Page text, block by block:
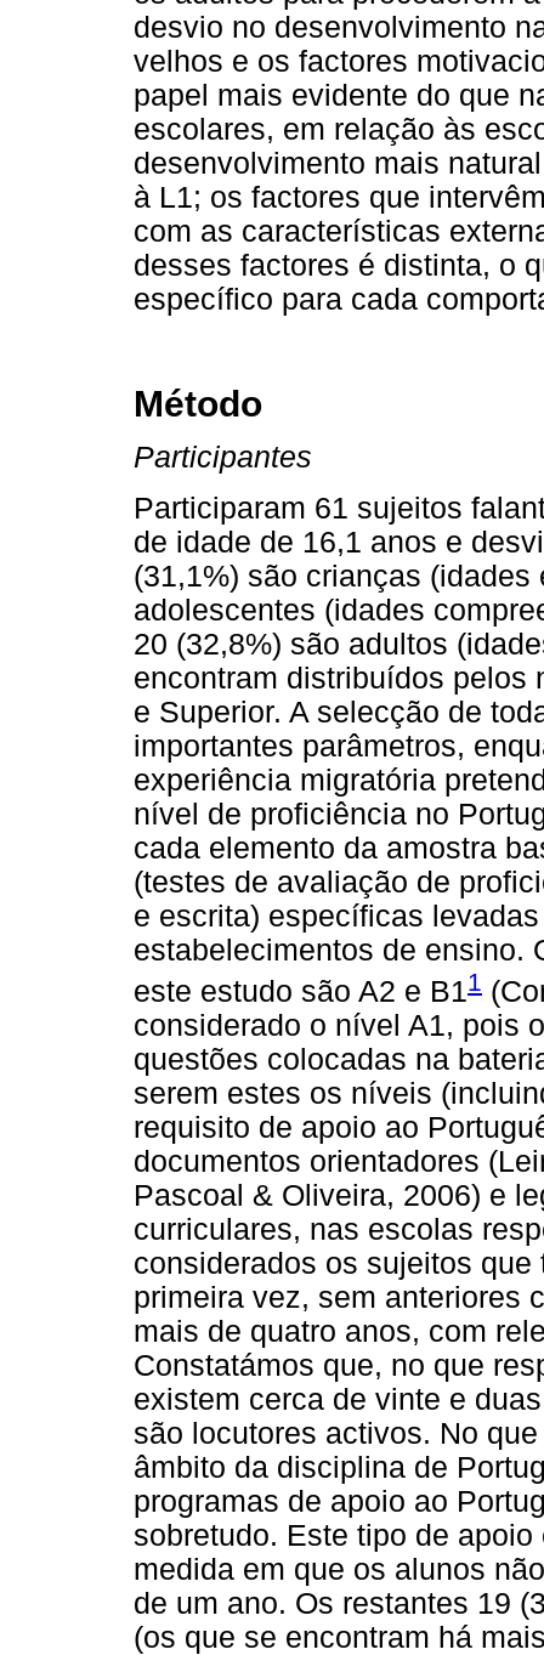
desvio no desenvolvimento
velhos e os factores
papel mais evidente do que
escolares, em relação às
desenvolvimento mais
à L1; os factores que
com as características
desses factores é distinta, o
específico para cada
Método
Participantes
Participaram 61 sujeitos
de idade de 16,1 anos e
(31,1%) são crianças
adolescentes (idades
20 (32,8%) são adultos
encontram distribuídos pelos
e Superior. A selecção de
importantes parâmetros,
experiência migratória
nível de proficiência no
cada elemento da amostra
(testes de avaliação de
e escrita) específicas
estabelecimentos de ensino.
este estudo são A2 e B11
considerado o nível A1, pois
questões colocadas na
serem estes os níveis
requisito de apoio ao
documentos orientadores
Pascoal & Oliveira, 2006) e
curriculares, nas escolas
considerados os sujeitos
primeira vez, sem anteriores
mais de quatro anos, com
Constatámos que, no que
existem cerca de vinte e
são locutores activos. No
âmbito da disciplina de
programas de apoio ao
sobretudo. Este tipo de
medida em que os alunos
de um ano. Os restantes 19
(os que se encontram há